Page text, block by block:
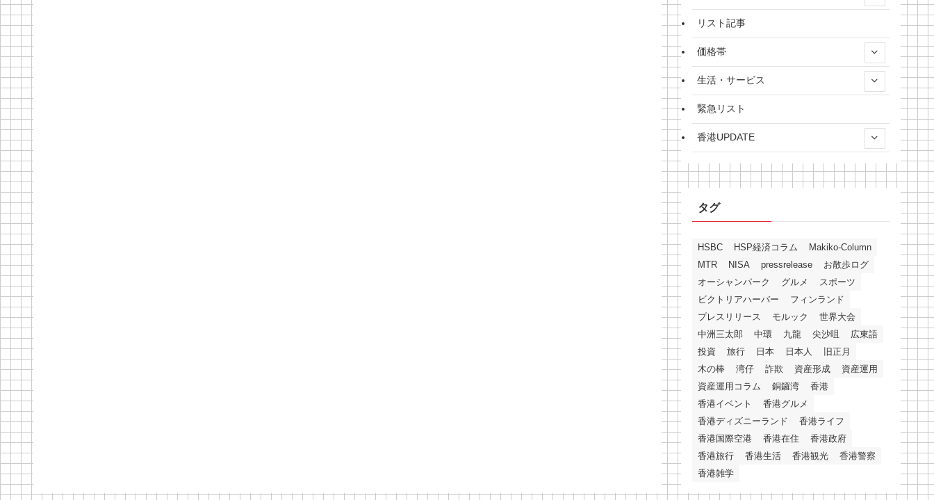
リスト記事
価格帯
生活・サービス
緊急リスト
香港UPDATE
タグ
HSBC HSP経済コラム
Makiko-Column
MTR
NISA pressrelease
お散歩ログ
オーシャンパーク
グルメ
スポーツ
ビクトリアハーバー
フィンランド
プレスリリース
モルック
世界大会
中洲三太郎
中環 九龍 尖沙咀
広東語
投資
旅行 日本 日本人
旧正月
木の棒
湾仔 詐欺 資産形成
資産運用
資産運用コラム
銅鑼湾
香港
香港イベント
香港グルメ
香港ディズニーランド
香港ライフ
香港国際空港
香港在住
香港政府
香港旅行
香港生活 香港観光
香港警察
香港雑学